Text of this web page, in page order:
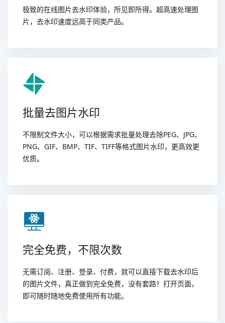
极致的在线图片去水印体验，所见即所得。超高速处理图
片，去水印速度远高于同类产品。
批量去图片水印
不限制文件大小，可以根据需求批量处理去除PEG、JPG、
PNG、GIF、BMP、TIF、TIFF等格式图片水印，更高效更
优质。
完全免费，不限次数
无需订阅、注册、登录、付费，就可以直接下载去水印后
的图片文件，真正做到完全免费，没有套路！打开页面，
即可随时随地免费使用所有功能。